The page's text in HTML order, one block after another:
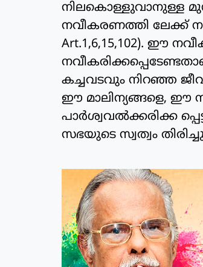
നിലകൊള്ളുവാനുള്ള
നവീകരണത്തി ലേക്ക്
Art.1,6,15,102). ഈ
കച്ചവടവും നിറഞ്ഞ
ഈ മാലിന്യങ്ങളെ, ഈ
പാര്‍ശ്വവല്‍ക്കരിക്ക
സഭയുടെ സ്വത്വം